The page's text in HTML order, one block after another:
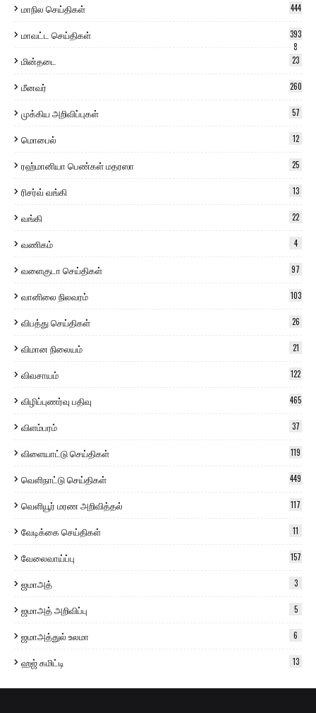
மாநில செய்திகள் 444
மாவட்ட செய்திகள்
393
8
மின்தடை 23
மீனவர் 260
முக்கிய அறிவிப்புகள் 57
மொபைல் 12
ரஹ்மானியா பெண்கள் மதரஸா 25
ரிசர்வ் வங்கி 13
வங்கி 22
வணிகம் 4
வளைகுடா செய்திகள் 97
வானிலை நிலவரம் 103
விபத்து செய்திகள் 26
விமான நிலையம் 21
விவசாயம் 122
விழிப்புணர்வு பதிவு 465
விளம்பரம் 37
விளையாட்டு செய்திகள் 119
வெளிநாட்டு செய்திகள் 449
வெளியூர் மரண அறிவித்தல் 117
வேடிக்கை செய்திகள் 11
வேலைவாய்ப்பு 157
ஜமாஅத் 3
ஜமாஅத் அறிவிப்பு 5
ஜமாஅத்துல் உலமா 6
ஹஜ் கமிட்டி 13